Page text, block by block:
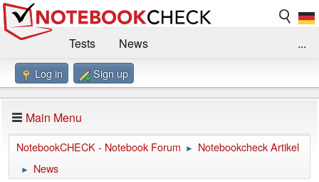
Tests
News
Benchmarks / Technik
Forum
Impressum
...
Log in Sign up
Main Menu
NotebookCHECK - Notebook Forum ► Notebookcheck Artikel
► News